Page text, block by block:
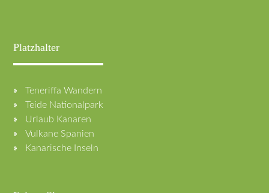
Platzhalter
Teneriffa Wandern
Teide Nationalpark
Urlaub Kanaren
Vulkane Spanien
Kanarische Inseln